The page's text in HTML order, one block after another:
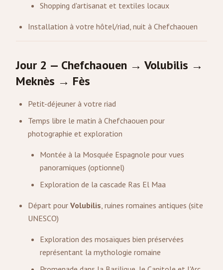
Shopping d'artisanat et textiles locaux
Installation à votre hôtel/riad, nuit à Chefchaouen
Jour 2 — Chefchaouen → Volubilis →
Meknès → Fès
Petit-déjeuner à votre riad
Temps libre le matin à Chefchaouen pour
photographie et exploration
Montée à la Mosquée Espagnole pour vues
panoramiques (optionnel)
Exploration de la cascade Ras El Maa
Départ pour Volubilis, ruines romaines antiques (site
UNESCO)
Exploration des mosaïques bien préservées
représentant la mythologie romaine